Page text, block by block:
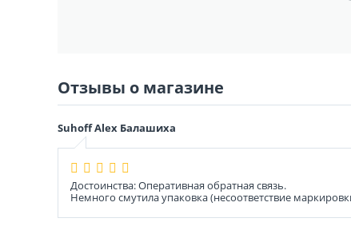
Отзывы о магазине
Suhoff Alex Балашиха
Достоинства: Оперативная обратная связь.
Немного смутила упаковка (несоответствие